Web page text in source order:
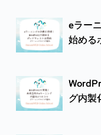
eラー
始める
グ内製